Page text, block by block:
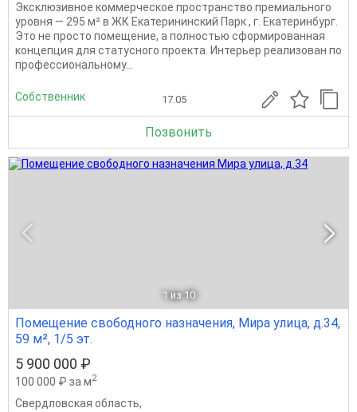
Эксклюзивное коммерческое пространство премиального
уровня — 295 м² в ЖК Екатерининский Парк , г. Екатеринбург.
Это не просто помещение, а полностью сформированная
концепция для статусного проекта. Интерьер реализован по
профессиональному...
Собственник 17.05
Позвонить
1 из 10
Помещение свободного назначения, Мира улица, д.34,
59 м², 1/5 эт.
5 900 000 ₽
100 000 ₽ за м2
Свердловская область,